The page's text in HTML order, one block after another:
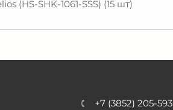
(HS-SHK-1061-SSS) (15 шт)
+7 (3852) 205-593